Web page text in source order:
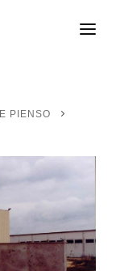
PIENSO